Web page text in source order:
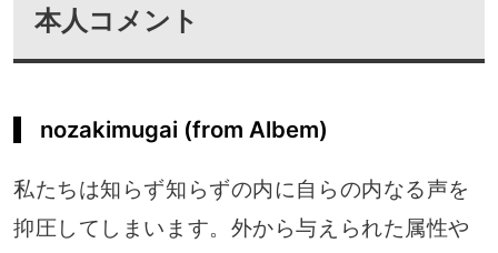
本人コメント
nozakimugai (from Albem)
私たちは知らず知らずの内に自らの内なる声を
抑圧してしまいます。外から与えられた属性や